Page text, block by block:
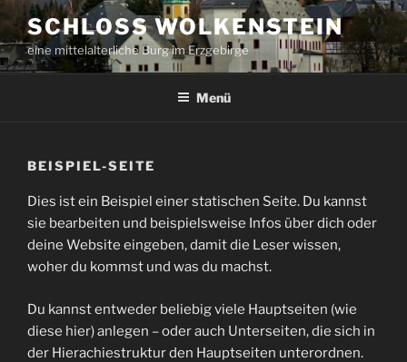
Zum
Inhalt
springen
SCHLOSS WOLKENSTEIN
eine mittelalterliche Burg im Erzgebirge
Menü
BEISPIEL-SEITE
Dies ist ein Beispiel einer statischen Seite. Du kannst
sie bearbeiten und beispielsweise Infos über dich oder
deine Website eingeben, damit die Leser wissen,
woher du kommst und was du machst.
Du kannst entweder beliebig viele Hauptseiten (wie
diese hier) anlegen – oder auch Unterseiten, die sich in
der Hierachiestruktur den Hauptseiten unterordnen.